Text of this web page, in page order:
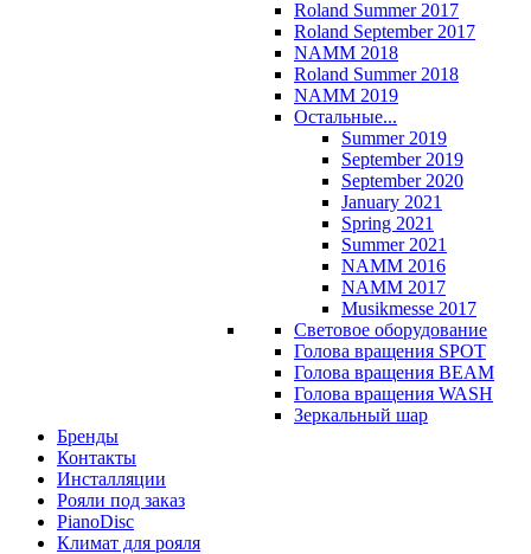
Roland Summer 2017
Roland September 2017
NAMM 2018
Roland Summer 2018
NAMM 2019
Остальные...
Summer 2019
September 2019
September 2020
January 2021
Spring 2021
Summer 2021
NAMM 2016
NAMM 2017
Musikmesse 2017
Световое оборудование
Голова вращения SPOT
Голова вращения BEAM
Голова вращения WASH
Зеркальный шар
Бренды
Контакты
Инсталляции
Рояли под заказ
PianoDisc
Климат для рояля